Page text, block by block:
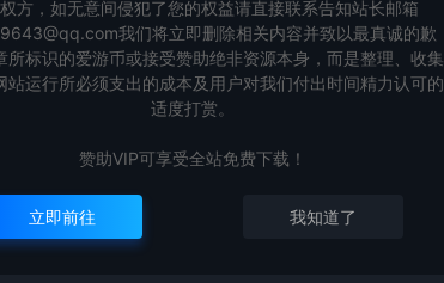
方，如无意间侵犯了您的权益请直接联系告知站长邮箱
我们将立即删除相关内容并致以最真诚的歉
所标识的爱游币或接受赞助绝非资源本身，而是整理、收集
站运行所必须支出的成本及用户对我们付出时间精力认可的
适度打赏。
赞助VIP可享受全站免费下载！
立即前往 我知道了